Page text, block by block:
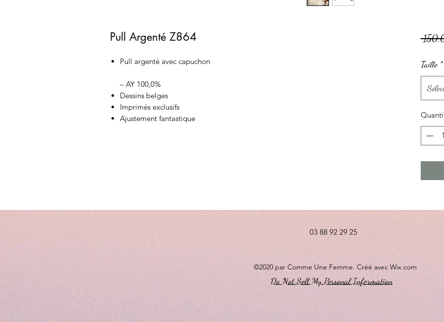
Pull Argenté Z864
Pull argenté avec capuchon
– AY 100,0%
Dessins belges
Imprimés exclusifs
Ajustement fantastique
Taille *
03 88 92 29 25
©2020 par Comme Une Femme. Créé avec Wix.com
Do Not Sell My Personal Information